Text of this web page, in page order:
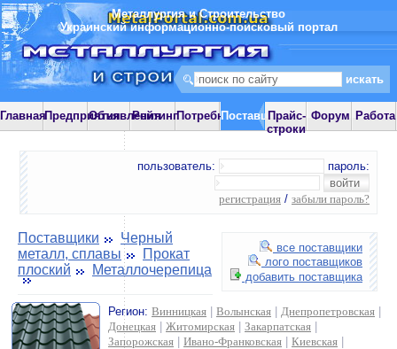
Металлургия и Строительство
Украинский информационно-поисковый портал
ГлавнаяПредприятияОбъявления
РейтингПотребностиПоставщики
Прайс-
строки
Форум Работа
пользователь: пароль:
регистрация / забыли пароль?
все поставщики
лого поставщиков
добавить поставщика
Поставщики
Черный
металл, сплавы
Прокат
плоский
Металлочерепица
Регион: Винницкая Волынская Днепропетровская
Донецкая
Житомирская Закарпатская
Запорожская
Ивано-Франковская Киевская